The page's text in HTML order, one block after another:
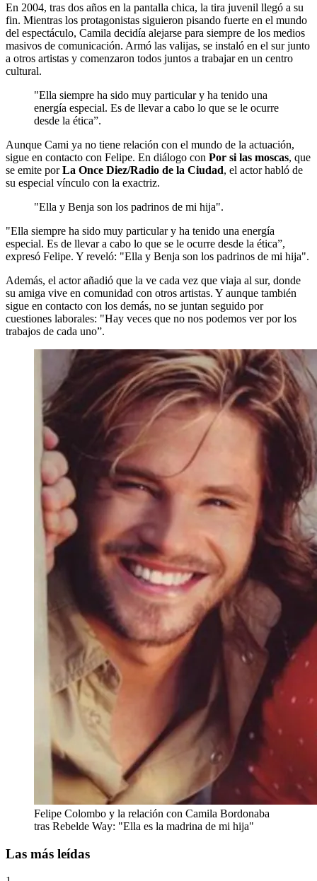
En 2004, tras dos años en la pantalla chica, la tira juvenil llegó a su
fin. Mientras los protagonistas siguieron pisando fuerte en el mundo
del espectáculo, Camila decidía alejarse para siempre de los medios
masivos de comunicación. Armó las valijas, se instaló en el sur junto
a otros artistas y comenzaron todos juntos a trabajar en un centro
cultural.
"Ella siempre ha sido muy particular y ha tenido una
energía especial. Es de llevar a cabo lo que se le ocurre
desde la ética”.
Aunque Cami ya no tiene relación con el mundo de la actuación,
sigue en contacto con Felipe. En diálogo con Por si las moscas, que
se emite porLa Once Diez/Radio de la Ciudad, el actor habló de
su especial vínculo con la exactriz.
"Ella y Benja son los padrinos de mi hija".
"Ella siempre ha sido muy particular y ha tenido una energía
especial. Es de llevar a cabo lo que se le ocurre desde la ética”,
expresó Felipe. Y reveló: "Ella y Benja son los padrinos de mi hija".
Además, el actor añadió que la ve cada vez que viaja al sur, donde
su amiga vive en comunidad con otros artistas. Y aunque también
sigue en contacto con los demás, no se juntan seguido por
cuestiones laborales: "Hay veces que no nos podemos ver por los
trabajos de cada uno”.
Felipe Colombo y la relación con Camila Bordonaba
tras Rebelde Way: "Ella es la madrina de mi hija"
Las más leídas